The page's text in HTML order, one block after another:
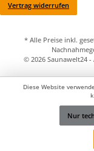
Vertrag widerrufen
* Alle Preise inkl.
© 2026 Saunawelt24
Werkzeugleiste
Diese Website
Nur